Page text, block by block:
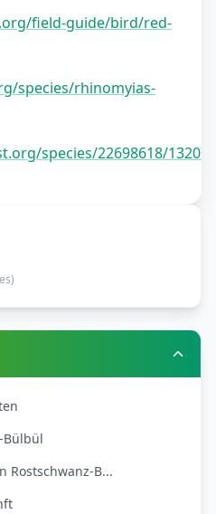
field-guide/bird/red-
species/rhinomyias-
species/22698618/
)
Bülbül
Rostschwanz-B...